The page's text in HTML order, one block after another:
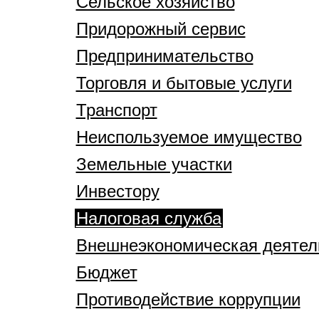
Придорожный сервис
Предпринимательство
Торговля и бытовые услуги
Транспорт
Неиспользуемое имущество
Земельные участки
Инвестору
Налоговая служба
Внешнеэкономическая
Бюджет
Противодействие коррупции